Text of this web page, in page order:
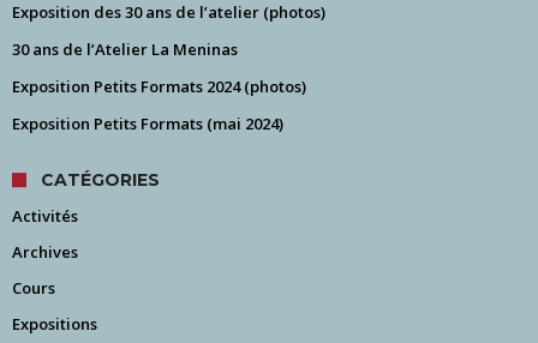
Exposition des 30 ans de l’atelier (photos)
30 ans de l’Atelier La Meninas
Exposition Petits Formats 2024 (photos)
Exposition Petits Formats (mai 2024)
CATÉGORIES
Activités
Archives
Cours
Expositions